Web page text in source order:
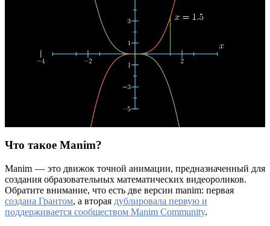
Что такое Manim?
Manim — это движок точной анимации, предназначенный для
создания образовательных математических видеороликов.
Обратите внимание, что есть две версии manim: первая
создана Грантом, а вторая дублировала первую и
поддерживается сообществом Manim Community.